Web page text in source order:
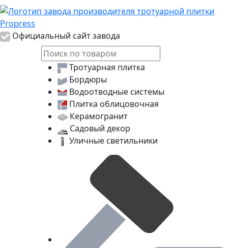
Логотип Propress
Официальный сайт завода
Тротуарная плитка
Бордюры
Водоотводные системы
Плитка облицовочная
Керамогранит
Садовый декор
Уличные светильники